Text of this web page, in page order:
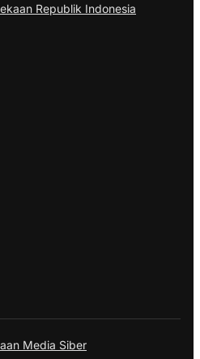
Republik Indonesia
Media Siber